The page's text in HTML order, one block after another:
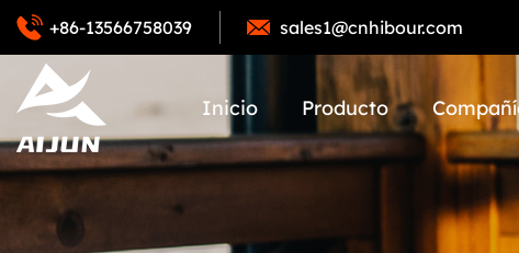
+86-13566758039 sales1@cnhibour.com
Inicio Producto